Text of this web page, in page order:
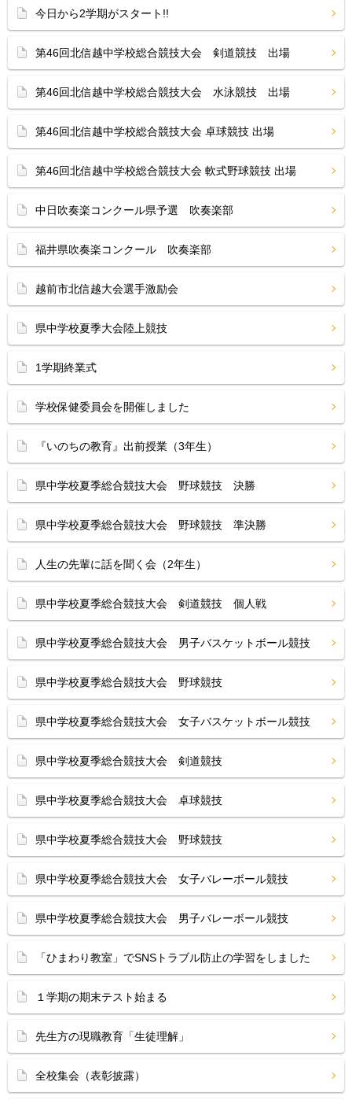
今日から2学期がスタート!!
第46回北信越中学校総合競技大会 剣道競技 出場
第46回北信越中学校総合競技大会 水泳競技 出場
第46回北信越中学校総合競技大会 卓球競技 出場
第46回北信越中学校総合競技大会 軟式野球競技 出場
中日吹奏楽コンクール県予選 吹奏楽部
福井県吹奏楽コンクール 吹奏楽部
越前市北信越大会選手激励会
県中学校夏季大会陸上競技
1学期終業式
学校保健委員会を開催しました
『いのちの教育』出前授業（3年生）
県中学校夏季総合競技大会 野球競技 決勝
県中学校夏季総合競技大会 野球競技 準決勝
人生の先輩に話を聞く会（2年生）
県中学校夏季総合競技大会 剣道競技 個人戦
県中学校夏季総合競技大会 男子バスケットボール競技
県中学校夏季総合競技大会 野球競技
県中学校夏季総合競技大会 女子バスケットボール競技
県中学校夏季総合競技大会 剣道競技
県中学校夏季総合競技大会 卓球競技
県中学校夏季総合競技大会 野球競技
県中学校夏季総合競技大会 女子バレーボール競技
県中学校夏季総合競技大会 男子バレーボール競技
「ひまわり教室」でSNSトラブル防止の学習をしました
１学期の期末テスト始まる
先生方の現職教育「生徒理解」
全校集会（表彰披露）